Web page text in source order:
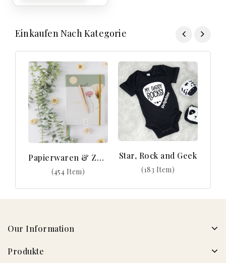
Einkaufen Nach Kategorie
Papierwaren & Zubehör
(454 Item)
Star, Rock and Geek
(183 Item)
Our Information
Produkte